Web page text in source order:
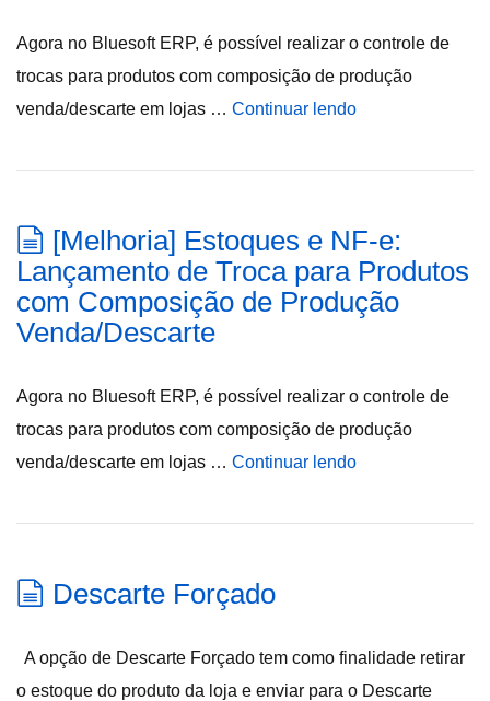
Agora no Bluesoft ERP, é possível realizar o controle de
trocas para produtos com composição de produção
venda/descarte em lojas … Continuar lendo
[Melhoria] Estoques e NF-e:
Lançamento de Troca para Produtos
com Composição de Produção
Venda/Descarte
Agora no Bluesoft ERP, é possível realizar o controle de
trocas para produtos com composição de produção
venda/descarte em lojas … Continuar lendo
Descarte Forçado
A opção de Descarte Forçado tem como finalidade retirar
o estoque do produto da loja e enviar para o Descarte